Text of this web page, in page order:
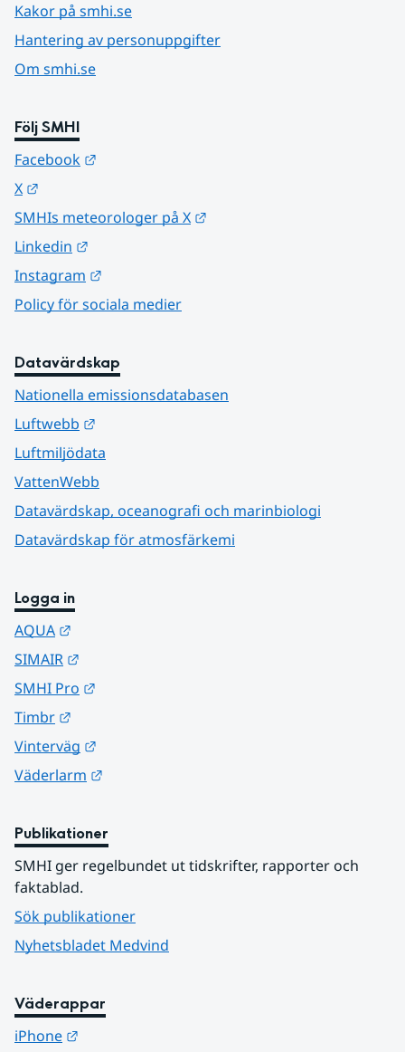
Kakor på smhi.se
Hantering av personuppgifter
Om smhi.se
Följ SMHI
Facebook
X
SMHIs meteorologer på X
Linkedin
Instagram
Policy för sociala medier
Datavärdskap
Nationella emissionsdatabasen
Luftwebb
Luftmiljödata
VattenWebb
Datavärdskap, oceanografi och marinbiologi
Datavärdskap för atmosfärkemi
Logga in
AQUA
SIMAIR
SMHI Pro
Timbr
Vinterväg
Väderlarm
Publikationer
SMHI ger regelbundet ut tidskrifter, rapporter och
faktablad.
Sök publikationer
Nyhetsbladet Medvind
Väderappar
iPhone